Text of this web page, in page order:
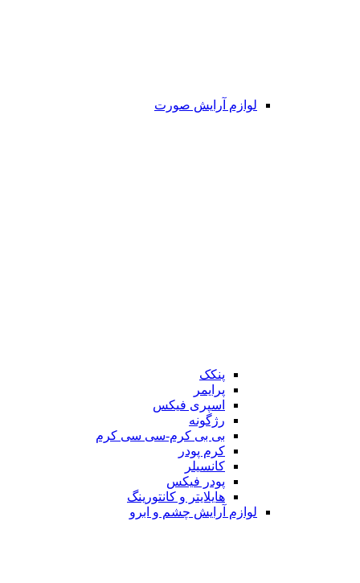
لوازم آرایش صورت
پنکک
پرایمر
اسپری فیکس
رژگونه
بی بی کرم-سی سی کرم
کرم پودر
کانسیلر
پودر فیکس
هایلایتر و کانتورینگ
لوازم آرایش چشم و ابرو